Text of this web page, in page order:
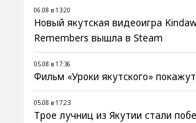
06.08 в 13:20
Новый якутская видеоигра
Remembers вышла в Steam
05.08 в 17:36
Фильм «Уроки якутского»
05.08 в 17:23
Трое лучниц из Якутии стали